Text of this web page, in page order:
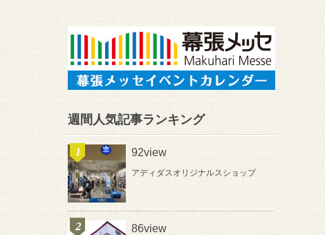
週間人気記事ランキング
92view
アディダスオリジナルスショップ
86view